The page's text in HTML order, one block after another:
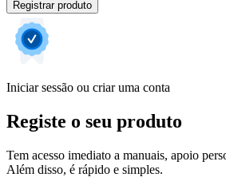
Registrar produto
Iniciar sessão ou criar uma conta
Registe o seu produto
Tem acesso imediato a manuais, apoio
Além disso, é rápido e simples.